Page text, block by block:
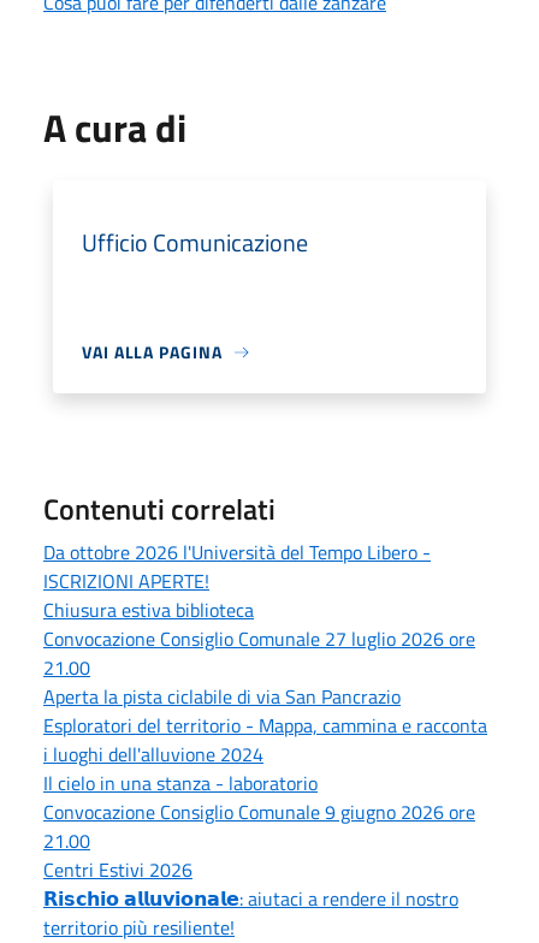
A cura di
Ufficio Comunicazione
VAI ALLA PAGINA
Contenuti correlati
Da ottobre 2026 l'Università del Tempo Libero -
ISCRIZIONI APERTE!
Chiusura estiva biblioteca
Convocazione Consiglio Comunale 27 luglio 2026 ore
21.00
Aperta la pista ciclabile di via San Pancrazio
Esploratori del territorio - Mappa, cammina e racconta
i luoghi dell'alluvione 2024
Il cielo in una stanza - laboratorio
Convocazione Consiglio Comunale 9 giugno 2026 ore
21.00
Centri Estivi 2026
𝗥𝗶𝘀𝗰𝗵𝗶𝗼 𝗮𝗹𝗹𝘂𝘃𝗶𝗼𝗻𝗮𝗹𝗲: aiutaci a rendere il nostro
territorio più resiliente!